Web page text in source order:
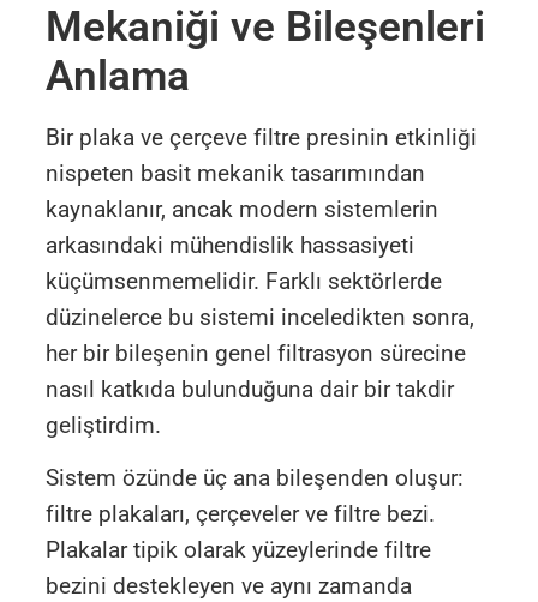
Mekaniği ve Bileşenleri
Anlama
Bir plaka ve çerçeve filtre presinin etkinliği
nispeten basit mekanik tasarımından
kaynaklanır, ancak modern sistemlerin
arkasındaki mühendislik hassasiyeti
küçümsenmemelidir. Farklı sektörlerde
düzinelerce bu sistemi inceledikten sonra,
her bir bileşenin genel filtrasyon sürecine
nasıl katkıda bulunduğuna dair bir takdir
geliştirdim.
Sistem özünde üç ana bileşenden oluşur:
filtre plakaları, çerçeveler ve filtre bezi.
Plakalar tipik olarak yüzeylerinde filtre
bezini destekleyen ve aynı zamanda